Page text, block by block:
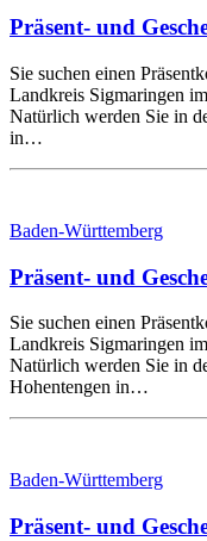
Präsent- und
Sie suchen einen
Landkreis Sigmaringen
Natürlich werden Sie in
in…
Baden-Württemberg
Präsent- und
Sie suchen einen
Landkreis Sigmaringen
Natürlich werden Sie in
Hohentengen in…
Baden-Württemberg
Präsent- und